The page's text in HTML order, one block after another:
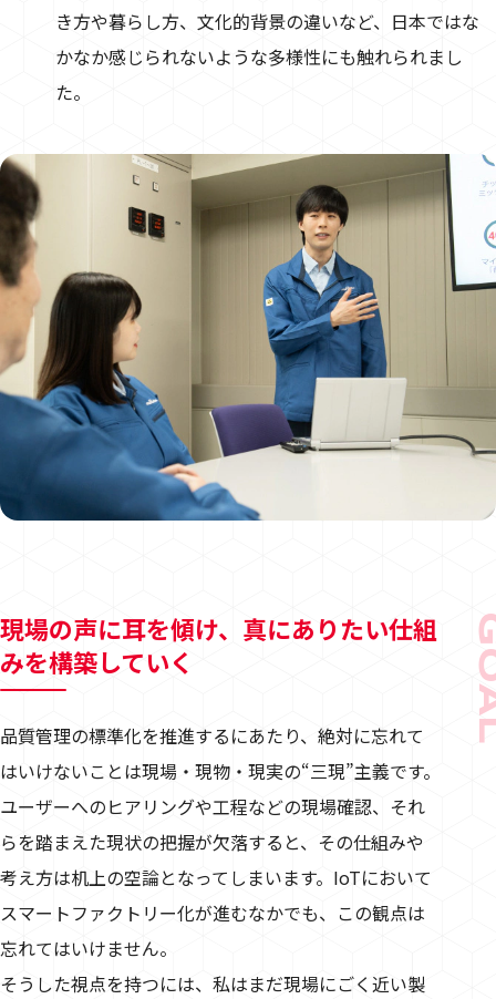
き方や暮らし方、文化的背景の違いなど、日本ではな
かなか感じられないような多様性にも触れられまし
た。
現場の声に耳を傾け、真にありたい仕組
みを構築していく
品質管理の標準化を推進するにあたり、絶対に忘れて
はいけないことは現場・現物・現実の“三現”主義です。
ユーザーへのヒアリングや工程などの現場確認、それ
らを踏まえた現状の把握が欠落すると、その仕組みや
考え方は机上の空論となってしまいます。IoTにおいて
スマートファクトリー化が進むなかでも、この観点は
忘れてはいけません。
そうした視点を持つには、私はまだ現場にごく近い製